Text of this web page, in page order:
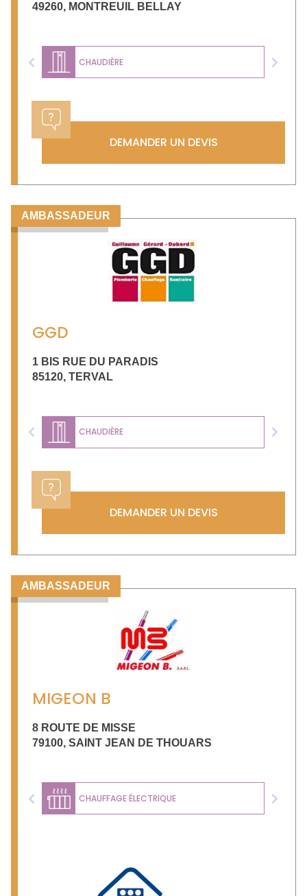
49260, MONTREUIL BELLAY
CHAUDIÈRE
Previous Next
DEMANDER UN DEVIS
AMBASSADEUR
GGD
1 BIS RUE DU PARADIS
85120, TERVAL
CHAUDIÈRE
Previous Next
DEMANDER UN DEVIS
AMBASSADEUR
MIGEON B
8 ROUTE DE MISSE
79100, SAINT JEAN DE THOUARS
CHAUFFAGE ÉLECTRIQUE
Previous Next